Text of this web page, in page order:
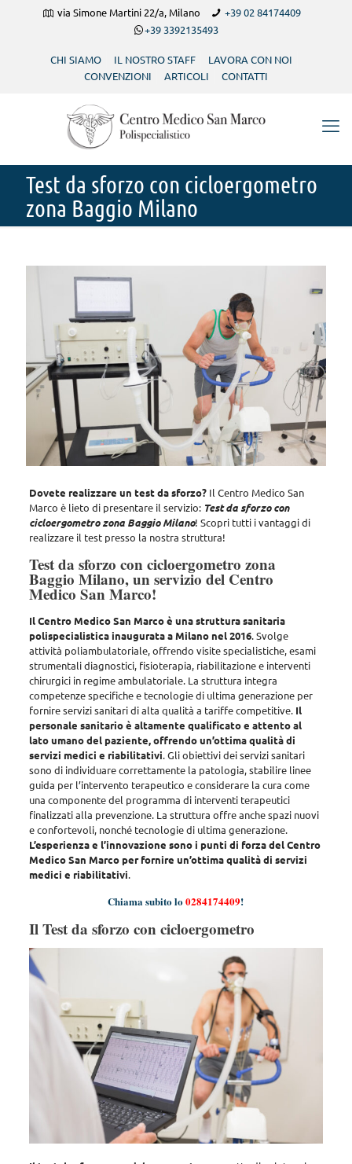
via Simone Martini 22/a, Milano
+39 02 84174409
+39 3392135493
CHI SIAMO IL NOSTRO STAFF
LAVORA CON NOI
CONVENZIONI
ARTICOLI CONTATTI
Test da sforzo con cicloergometro
zona Baggio Milano
Dovete realizzare un test da sforzo?Il Centro Medico San
Marco è lieto di presentare il servizio: Test da sforzo con
cicloergometro zona Baggio Milano! Scopri tutti i vantaggi di
realizzare il test presso la nostra struttura!
Test da sforzo con cicloergometro zona
Baggio Milano, un servizio del Centro
Medico San Marco!
Il Centro Medico San Marco è una struttura sanitaria
polispecialistica inaugurata a Milano nel 2016. Svolge
attività poliambulatoriale, offrendo visite specialistiche, esami
strumentali diagnostici, fisioterapia, riabilitazione e interventi
chirurgici in regime ambulatoriale. La struttura integra
competenze specifiche e tecnologie di ultima generazione per
fornire servizi sanitari di alta qualità a tariffe competitive. Il
personale sanitario è altamente qualificato e attento al
lato umano del paziente, offrendo un’ottima qualità di
servizi medici e riabilitativi. Gli obiettivi dei servizi sanitari
sono di individuare correttamente la patologia, stabilire linee
guida per l’intervento terapeutico e considerare la cura come
una componente del programma di interventi terapeutici
finalizzati alla prevenzione. La struttura offre anche spazi nuovi
e confortevoli, nonché tecnologie di ultima generazione.
L’esperienza e l’innovazione sono i punti di forza del Centro
Medico San Marco per fornire un’ottima qualità di servizi
medici e riabilitativi.
Chiama subito lo0284174409!
Il Test da sforzo con cicloergometro